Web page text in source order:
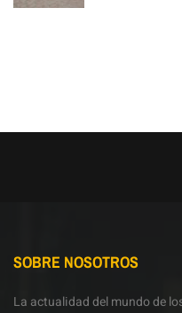
SOBRE NOSOTROS
La actualidad del mundo de